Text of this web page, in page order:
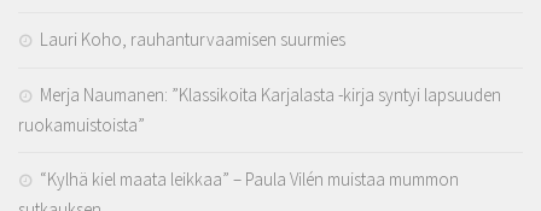
Lauri Koho, rauhanturvaamisen suurmies
Merja Naumanen: ”Klassikoita Karjalasta -kirja syntyi lapsuuden
ruokamuistoista”
“Kylhä kiel maata leikkaa” – Paula Vilén muistaa mummon